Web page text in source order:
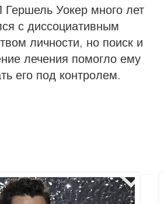
Уокер много лет
с диссоциативным
личности, но поиск и
лечения помогло ему
его под контролем.